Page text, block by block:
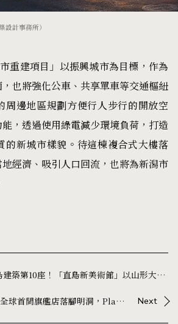
設計事務所）
重建項目」以振興城市為目標，作為
也將強化公車、共享單車等交通樞紐
周邊地區規劃方便行人步行的開放空
，透過使用綠電減少環境負荷，打造
的新城市樣貌。待這棟複合式大樓落
經濟、吸引人口回流，也將為新潟市
安藤忠雄直島建築第10座！「直島新美術館」以山形大屋頂融入地景，串起島上藝文地圖
首爾美妝新地標！蘭芝全球首間旗艦店落腳明洞，Playlab 打造沉浸式體驗空間 Next